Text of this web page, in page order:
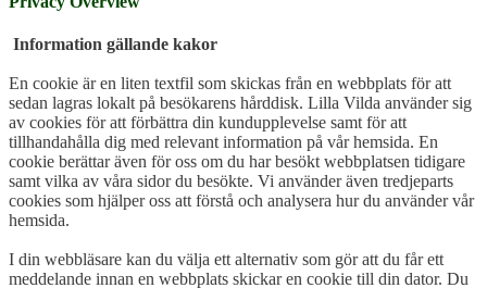
Information gällande kakor
En cookie är en liten textfil som skickas från en webbplats för att
sedan lagras lokalt på besökarens hårddisk. Lilla Vilda använder sig
av cookies för att förbättra din kundupplevelse samt för att
tillhandahålla dig med relevant information på vår hemsida. En
cookie berättar även för oss om du har besökt webbplatsen tidigare
samt vilka av våra sidor du besökte. Vi använder även tredjeparts
cookies som hjälper oss att förstå och analysera hur du använder vår
hemsida.
I din webbläsare kan du välja ett alternativ som gör att du får ett
meddelande innan en webbplats skickar en cookie till din dator. Du